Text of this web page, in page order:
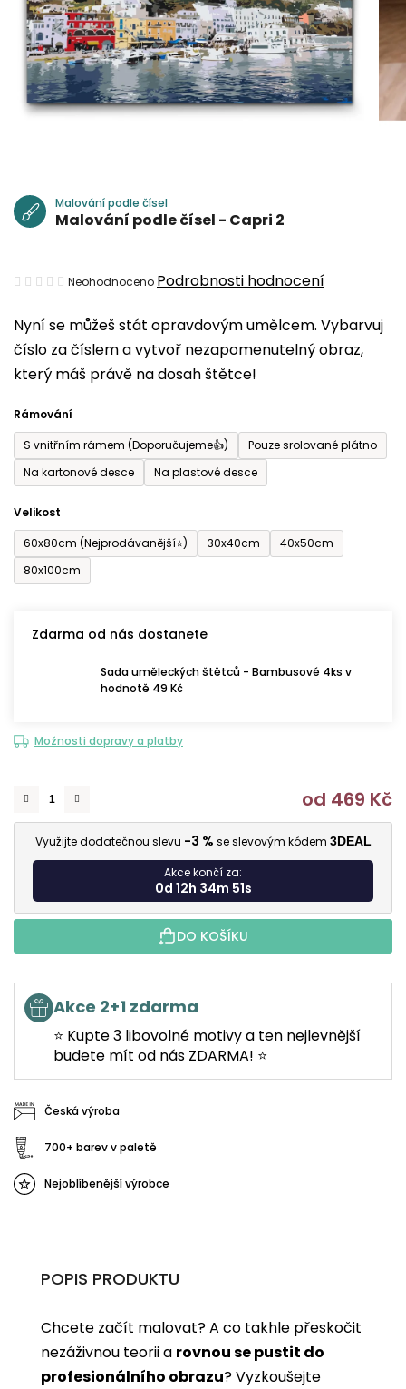
Nyní se můžeš stát opravdovým umělcem. Vybarvuj
číslo za číslem a vytvoř nezapomenutelný obraz,
který máš právě na dosah štětce!
Rámování
S vnitřním rámem (Doporučujeme👍)
Pouze srolované plátno
Na kartonové desce
Na plastové desce
Velikost
60x80cm (Nejprodávanější⭐)
30x40cm
40x50cm
80x100cm
Zdarma od nás dostanete
Sada uměleckých štětců - Bambusové 4ks v
hodnotě 49 Kč
Možnosti dopravy a platby
od 469 Kč
Využijte dodatečnou slevu -3 % se slevovým kódem 3DEAL
Akce končí za:
0d 12h 34m 50s
DO KOŠÍKU
Akce 2+1 zdarma
⭐ Kupte 3 libovolné motivy a ten nejlevnější
budete mít od nás ZDARMA! ⭐
Česká výroba
700+ barev v paletě
Nejoblíbenější výrobce
Malování podle čísel
Malování podle čísel - Capri 2
Průměrné
produktu
je
0,0
5
hvězdiček.
Neohodnoceno Podrobnosti hodnocení
POPIS PRODUKTU
Chcete začít malovat? A co takhle přeskočit
nezáživnou teorii a rovnou se pustit do
profesionálního obrazu? Vyzkoušejte